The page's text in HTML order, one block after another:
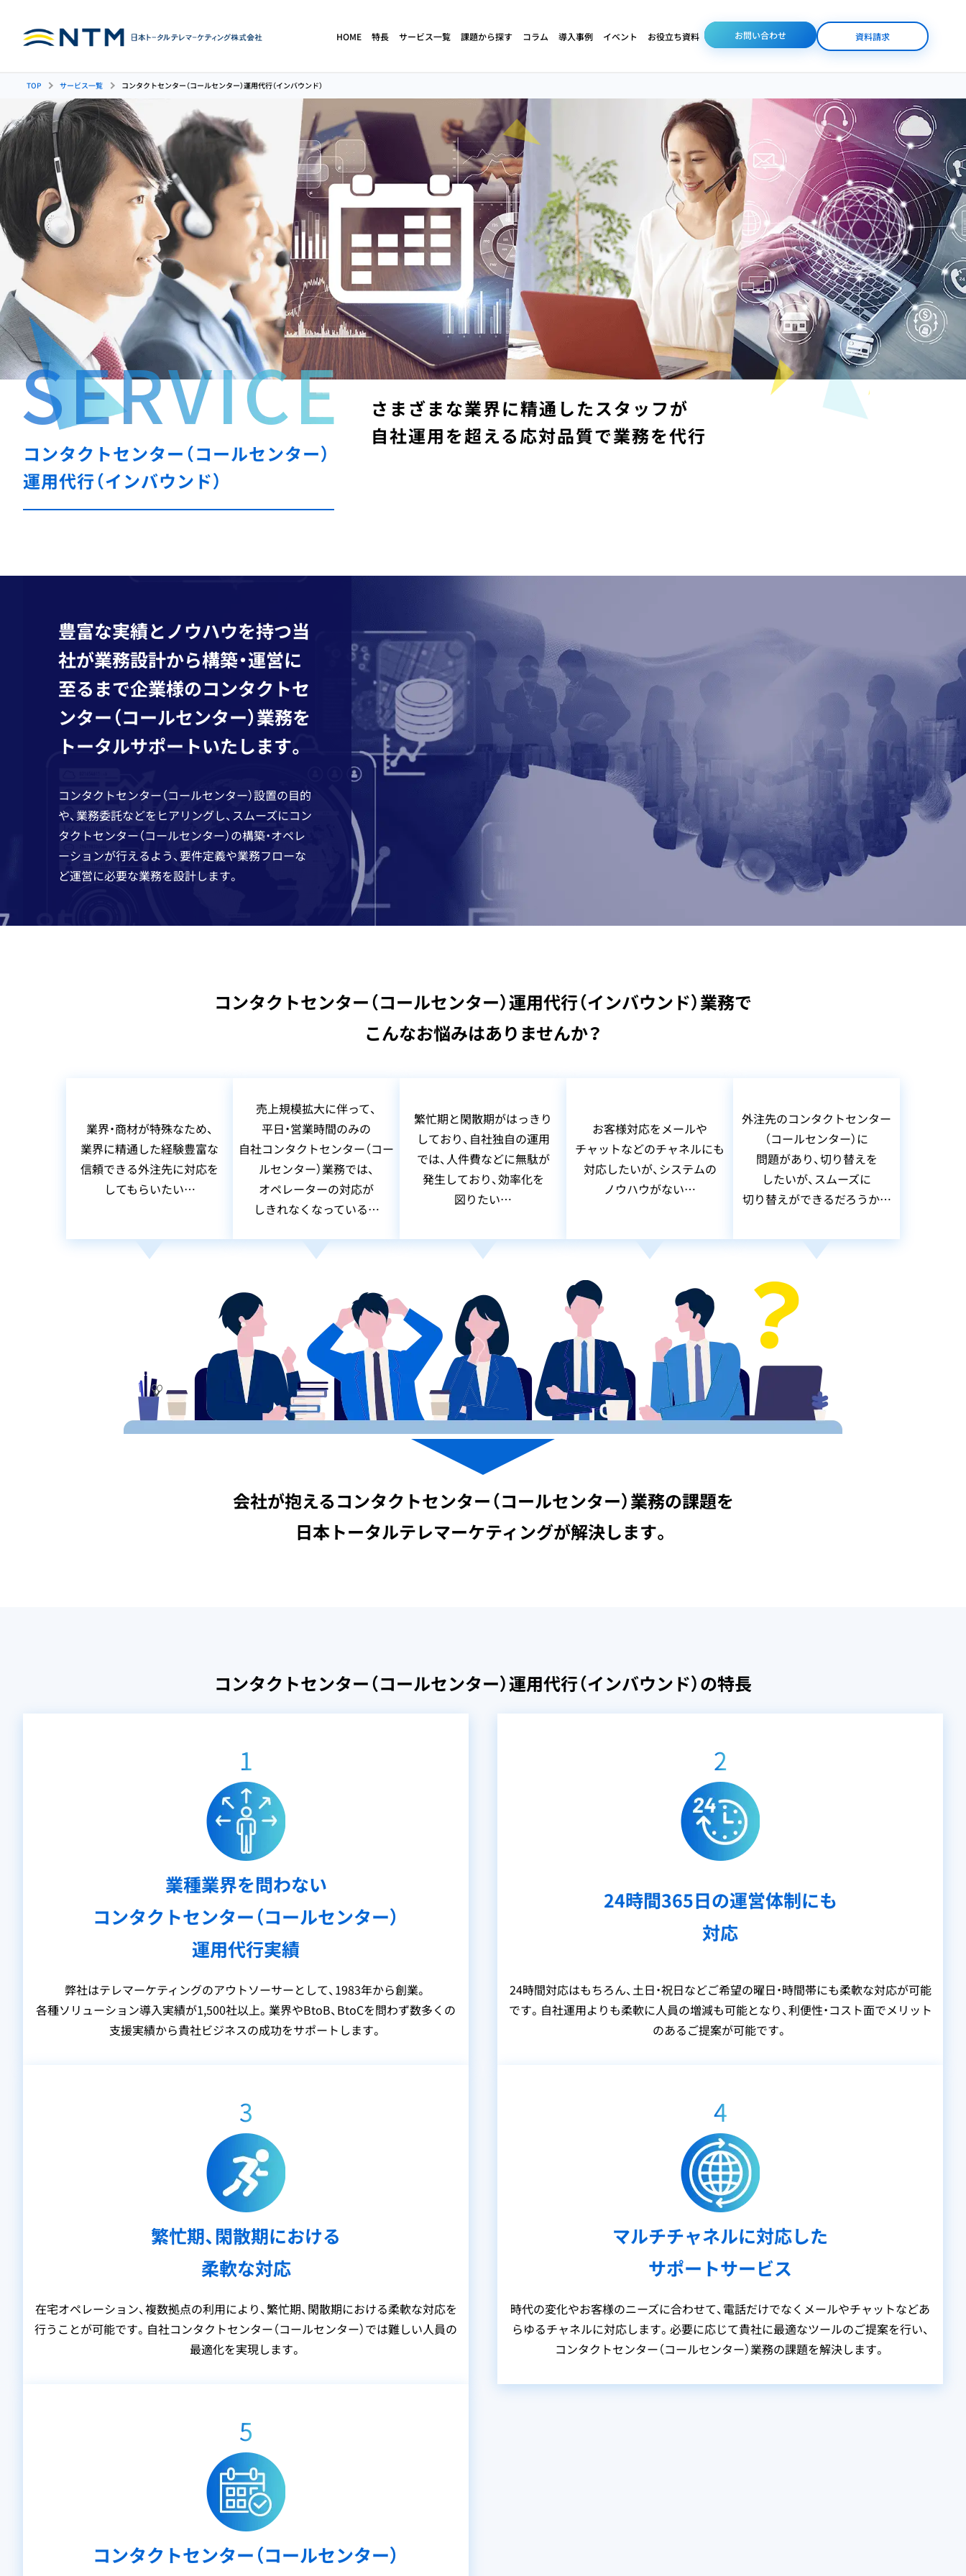
HOME 特長 サービス一覧
インバウンド
コンタクトセンター
（コールセンター）
代行（インバウンド）
カスタマーサポート
代行
受注管理代行
テクニカルサポート
アウトバウンド
コンタクトセンター
運用代行（アウトバウ
ンド）
インサイドセールス
代行サービス
アンケート調査代行
立ち上げ・構築支援
コンタクトセンター
（コールセンター）
立ち上げ・構築支援
コンタクトセンター
（コールセンター）
アセスメント調査
育成・研修/人材派遣
コンタクトセンター
人材派遣
バックオフィス人材
派遣
オペレーター研修
カスタマーハラスメ
ント
（カスハラ）研修
業界特化サービス
コンタクトセンター
（コールセンター）
通販
美容・コスメ業界専門
ビューティコンサルティ
ング
医療BPO
課題から探す
人材育成
コールセンターの人材育
管理者（SV）育成・研修
カスハラ研修
人材不足・離職
コールセンターの
人材不足解消
コールセンターの
離職率が高い
売上・生産性向上
定期コースの解約阻止
コールセンターの
業務改善・効率化
クレーム
（お客様の声）対応
体制整備
コールセンターの
DX化が進まない
コールセンターの
オムニチャネル化
コールセンターでの
在宅勤務導入・体制整備
24時間365日対応の
コラム 導入事例 イベント お役立ち資料 お問い合わせ 資料請求
TOP サービス一覧 コンタクトセンター（コールセンター）運用代行（インバウンド）
コンタクトセンター（コールセンター）
運用代行（インバウンド）
さまざまな業界に精通したスタッフが
自社運用を超える応対品質で業務を代行
豊富な実績とノウハウを持つ当
社が業務設計から構築・運営に
至るまで企業様のコンタクトセ
ンター（コールセンター）業務を
トータルサポートいたします。
コンタクトセンター（コールセンター）設置の目的
や、業務委託などをヒアリングし、スムーズにコン
タクトセンター（コールセンター）の構築・オペレ
ーションが行えるよう、要件定義や業務フローな
ど運営に必要な業務を設計します。
コンタクトセンター（コールセンター）運用代行（インバウンド）業務で
こんなお悩みはありませんか？
業界・商材が特殊なため、
業界に精通した経験豊富な
信頼できる外注先に対応を
してもらいたい…
売上規模拡大に伴って、
平日・営業時間のみの
自社コンタクトセンター（コー
ルセンター）業務では、
オペレーターの対応が
しきれなくなっている…
繁忙期と閑散期がはっきり
しており、自社独自の運用
では、人件費などに無駄が
発生しており、効率化を
図りたい…
お客様対応をメールや
チャットなどのチャネルにも
対応したいが、システムの
ノウハウがない…
外注先のコンタクトセンター
（コールセンター）に
問題があり、切り替えを
したいが、スムーズに
切り替えができるだろうか…
会社が抱えるコンタクトセンター（コールセンター）業務の課題を
日本トータルテレマーケティングが解決します。
コンタクトセンター（コールセンター）運用代行（インバウンド）の特長
1
業種業界を問わない
コンタクトセンター（コールセンター）
運用代行実績
弊社はテレマーケティングのアウトソーサーとして、1983年から創業。
各種ソリューション導入実績が1,500社以上。業界やBtoB、BtoCを問わず数多くの
支援実績から貴社ビジネスの成功をサポートします。
2
24時間365日の運営体制にも
対応
24時間対応はもちろん、土日・祝日などご希望の曜日・時間帯にも柔軟な対応が可能
です。自社運用よりも柔軟に人員の増減も可能となり、利便性・コスト面でメリット
のあるご提案が可能です。
3
繁忙期、閑散期における
柔軟な対応
在宅オペレーション、複数拠点の利用により、繁忙期、閑散期における柔軟な対応を
行うことが可能です。自社コンタクトセンター（コールセンター）では難しい人員の
最適化を実現します。
4
マルチチャネルに対応した
サポートサービス
時代の変化やお客様のニーズに合わせて、電話だけでなくメールやチャットなどあ
らゆるチャネルに対応します。必要に応じて貴社に最適なツールのご提案を行い、
コンタクトセンター（コールセンター）業務の課題を解決します。
5
コンタクトセンター（コールセンター）